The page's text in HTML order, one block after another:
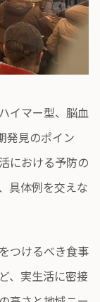
イマー型、脳血
発見のポイン
における予防の
具体例を交えな
つけるべき食事
、実生活に密接